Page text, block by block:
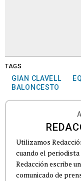
TAGS
GIAN CLAVELL
BALONCESTO
Utilizamos
cuando el
Redacción escribe
comunicado de